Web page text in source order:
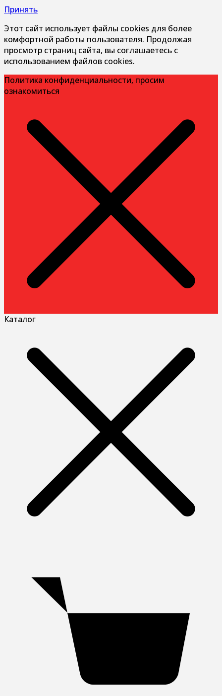
Принять
Этот сайт использует файлы cookies для более
комфортной работы пользователя. Продолжая
просмотр страниц сайта, вы соглашаетесь с
использованием файлов cookies.
Политика конфиденциальности, просим
ознакомиться
Каталог